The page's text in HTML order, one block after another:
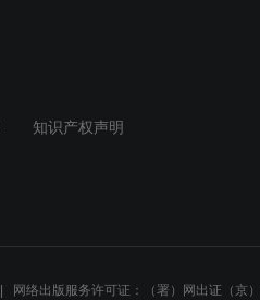
知识产权声明
网络出版服务许可证：（署）网出证（京